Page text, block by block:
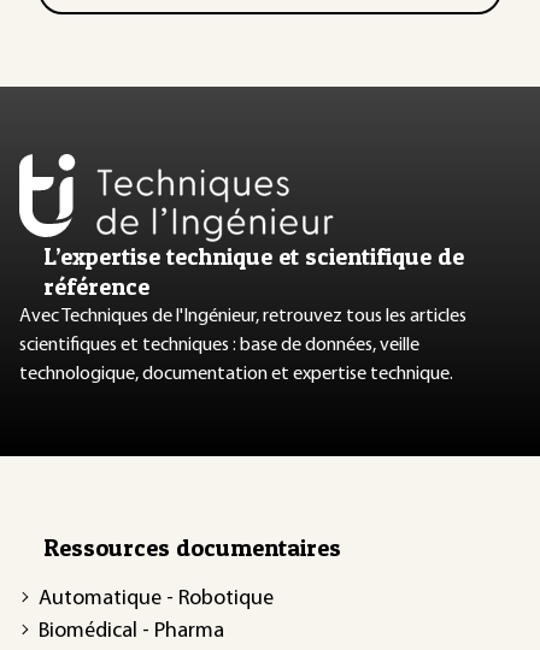
L’expertise technique et scientifique de
référence
Avec Techniques de l'Ingénieur, retrouvez tous les articles
scientifiques et techniques : base de données, veille
technologique, documentation et expertise technique.
Ressources documentaires
Automatique - Robotique
Biomédical - Pharma